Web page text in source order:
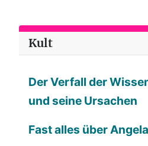
Kult
Der Verfall der
und seine Ursachen
Fast alles über